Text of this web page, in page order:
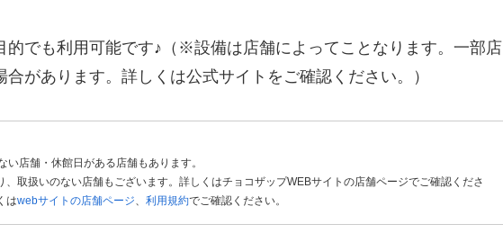
的でも利用可能です♪（※設備は店舗によってことなります。一部店
があります。詳しくは公式サイトをご確認ください。）
店舗・休館日がある店舗もあります。
取扱いのない店舗もございます。詳しくはチョコザップWEBサイトの店舗ページでご確認くださ
はwebサイトの店舗ページ 利用規約でご確認ください。